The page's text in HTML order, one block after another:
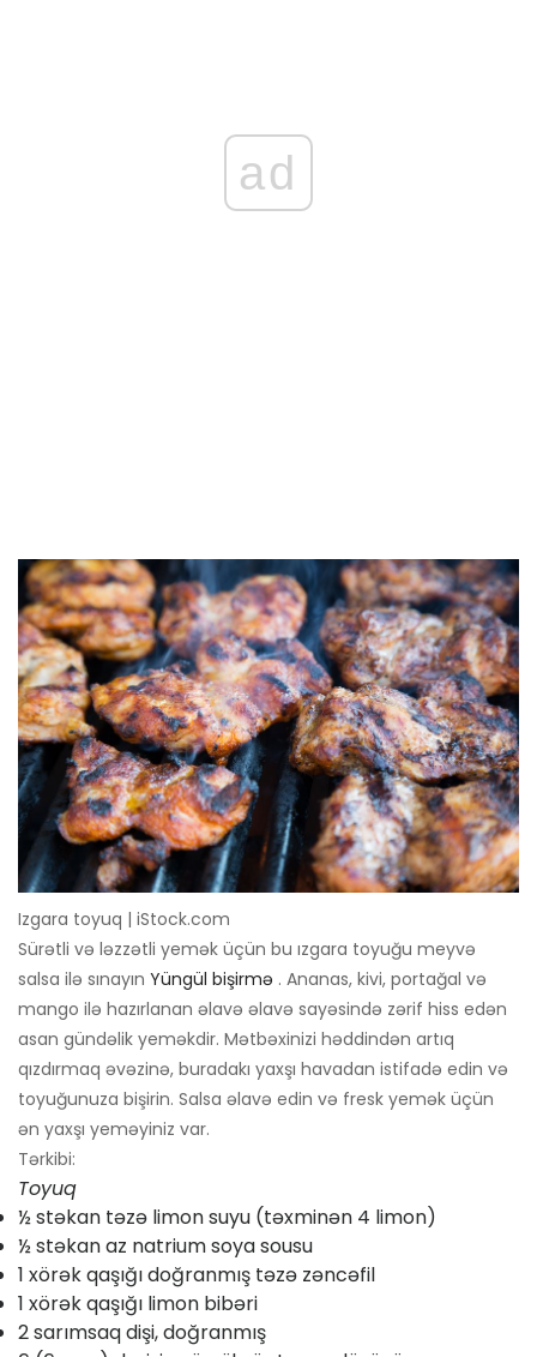
ad
Izgara toyuq | iStock.com
Sürətli və ləzzətli yemək üçün bu ızgara toyuğu meyvə
salsa ilə sınayın Yüngül bişirmə . Ananas, kivi, portağal və
mango ilə hazırlanan əlavə əlavə sayəsində zərif hiss edən
asan gündəlik yeməkdir. Mətbəxinizi həddindən artıq
qızdırmaq əvəzinə, buradakı yaxşı havadan istifadə edin və
toyuğunuza bişirin. Salsa əlavə edin və fresk yemək üçün
ən yaxşı yeməyiniz var.
Tərkibi:
Toyuq
½ stəkan təzə limon suyu (təxminən 4 limon)
½ stəkan az natrium soya sousu
1 xörək qaşığı doğranmış təzə zəncəfil
1 xörək qaşığı limon bibəri
2 sarımsaq dişi, doğranmış